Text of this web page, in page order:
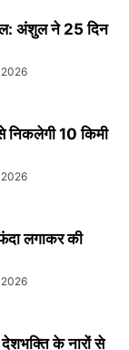
अंशुल ने 25 दिन
निकलेगी 10 किमी
लगाकर की
देशभक्ति के नारों से